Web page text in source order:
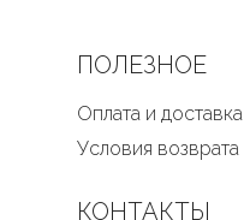
ПОЛЕЗНОЕ
Оплата и доставка
Условия возврата
КОНТАКТЫ